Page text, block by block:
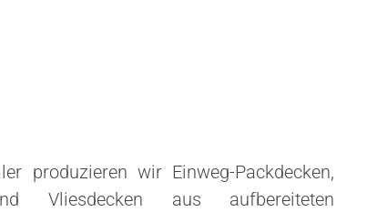
produzieren wir Einweg-Packdecken,
Vliesdecken aus aufbereiteten